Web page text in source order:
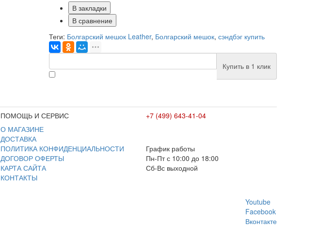
В закладки
В сравнение
Теги: Болгарский мешок Leather, Болгарский мешок, сэндбэг купить
Купить в 1 клик
ПОМОЩЬ И СЕРВИС
О МАГАЗИНЕ
ДОСТАВКА
ПОЛИТИКА КОНФИДЕНЦИАЛЬНОСТИ
ДОГОВОР ОФЕРТЫ
КАРТА САЙТА
КОНТАКТЫ
+7 (499) 643-41-04
График работы
Пн-Пт с 10:00 до 18:00
Сб-Вс выходной
Youtube
Facebook
Вконтакте